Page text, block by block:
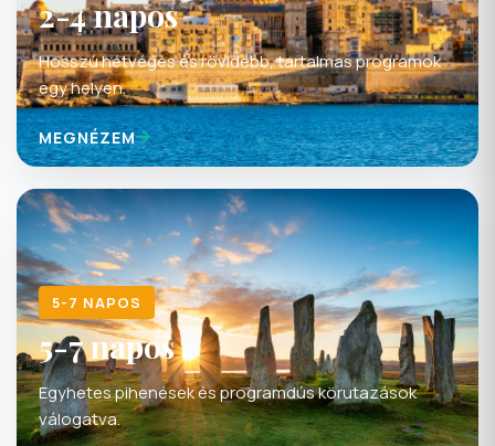
2-4 napos
Hosszú hétvégés és rövidebb, tartalmas programok
egy helyen.
MEGNÉZEM
5-7 NAPOS
5-7 napos
Egyhetes pihenések és programdús körutazások
válogatva.